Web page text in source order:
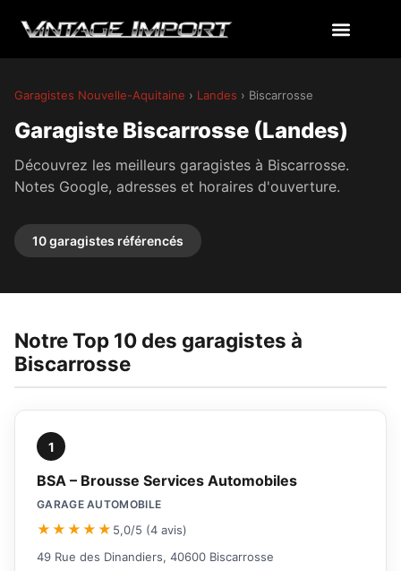
Garagistes Nouvelle-Aquitaine › Landes › Biscarrosse
Garagiste Biscarrosse (Landes)
Découvrez les meilleurs garagistes à Biscarrosse.
Notes Google, adresses et horaires d'ouverture.
10 garagistes référencés
Notre Top 10 des garagistes à
Biscarrosse
1
BSA – Brousse Services Automobiles
GARAGE AUTOMOBILE
★★★★★ 5,0/5 (4 avis)
49 Rue des Dinandiers, 40600 Biscarrosse